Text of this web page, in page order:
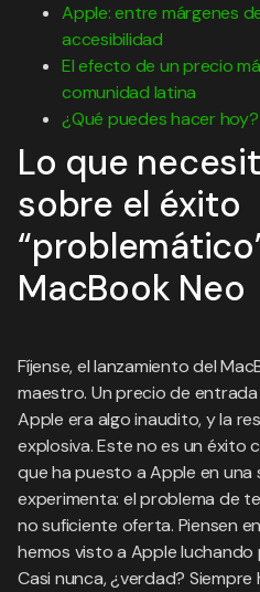
Apple: entre márgenes
accesibilidad
El efecto de un precio
comunidad latina
¿Qué puedes hacer hoy?
Lo que
sobre el éxito
MacBook Neo
Fíjense, el lanzamiento del
maestro. Un precio de
Apple era algo inaudito, y la
explosiva. Este no es un éxito
que ha puesto a Apple en una
experimenta: el problema de
no suficiente oferta. Piensen
hemos visto a Apple
Casi nunca, ¿verdad? Siempre